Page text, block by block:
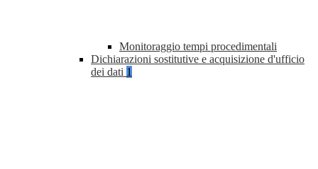
Monitoraggio tempi procedimentali
Dichiarazioni sostitutive e acquisizione d'ufficio
dei dati 1